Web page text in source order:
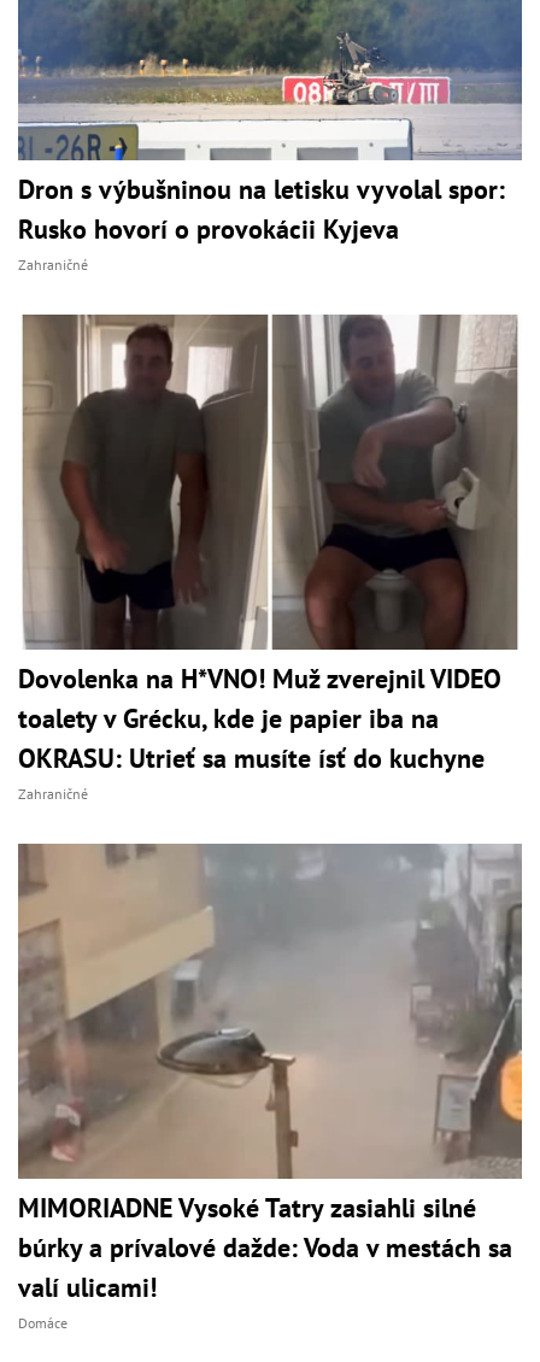
Dron s výbušninou na letisku vyvolal spor:
Rusko hovorí o provokácii Kyjeva
Zahraničné
Dovolenka na H*VNO! Muž zverejnil VIDEO
toalety v Grécku, kde je papier iba na
OKRASU: Utrieť sa musíte ísť do kuchyne
Zahraničné
MIMORIADNE Vysoké Tatry zasiahli silné
búrky a prívalové dažde: Voda v mestách sa
valí ulicami!
Domáce